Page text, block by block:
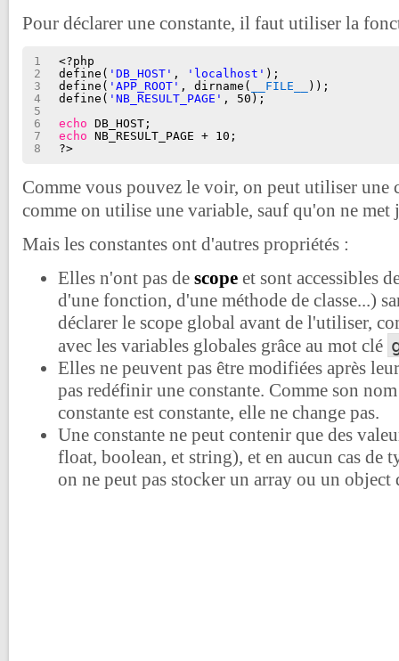
Pour déclarer une constante, il faut utiliser la
1
2
3
4
5
6
7
8
<?php
define( 'DB_HOST' , 'localhost' );
define( 'APP_ROOT' , dirname( __FILE__
));
define( 'NB_RESULT_PAGE' , 50);
echo
DB_HOST;
echo
NB_RESULT_PAGE + 10;
?>
Comme vous pouvez le voir, on peut utiliser une
comme on utilise une variable, sauf qu'on ne met
Mais les constantes ont d'autres propriétés :
Elles n'ont pas de scope et sont accessibles
d'une fonction, d'une méthode de classe...)
déclarer le scope global avant de l'utiliser,
avec les variables globales grâce au mot clé
Elles ne peuvent pas être modifiées après
pas redéfinir une constante. Comme son
constante est constante, elle ne change pas.
Une constante ne peut contenir que des
float, boolean, et string), et en aucun cas de
on ne peut pas stocker un array ou un object